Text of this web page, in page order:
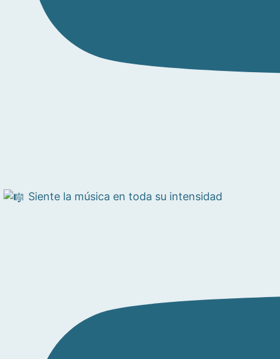
Siente la música en toda su intensidad